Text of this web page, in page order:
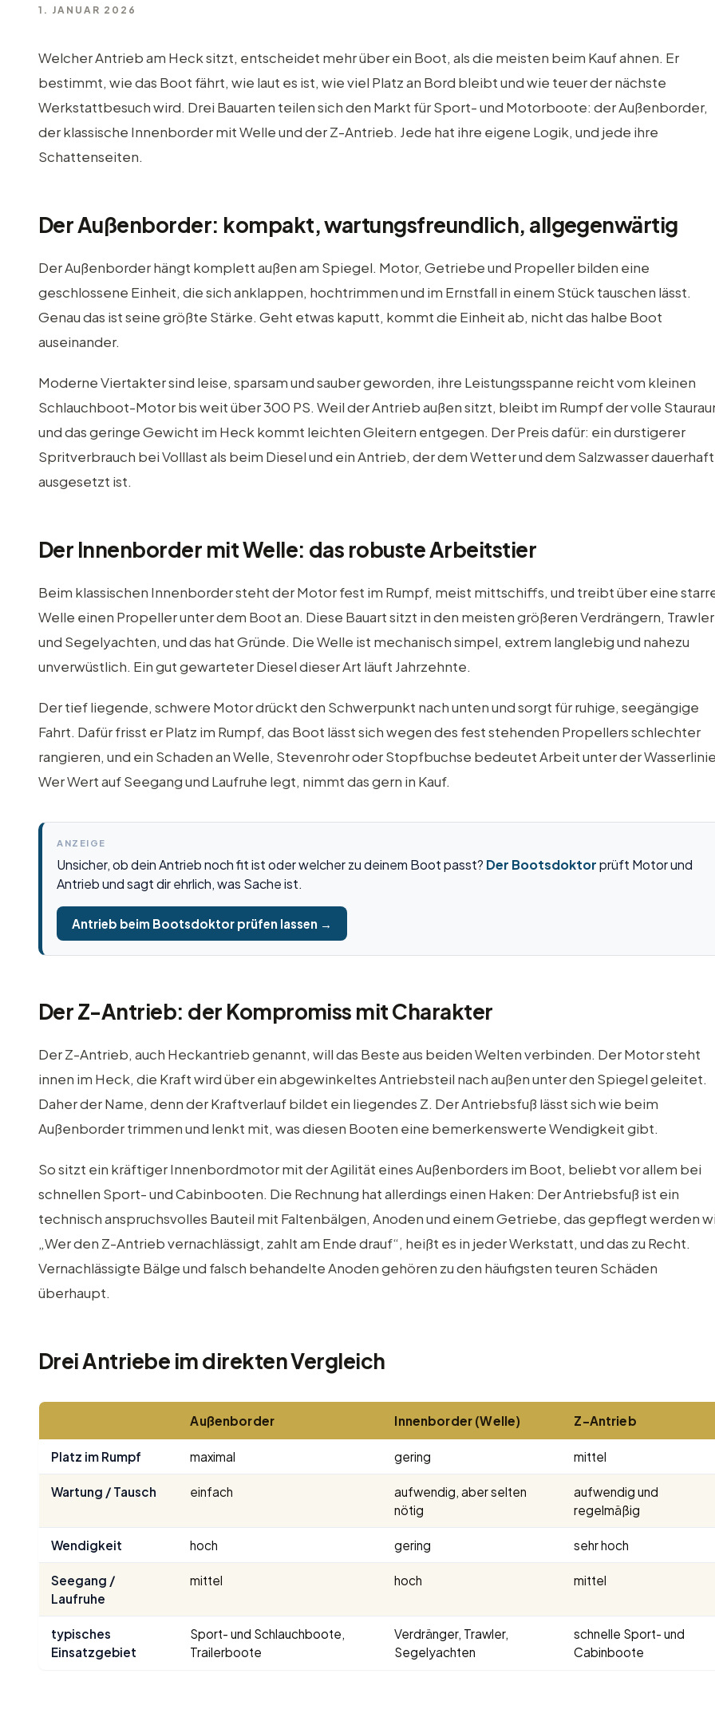
1. JANUAR 2026
Welcher Antrieb am Heck sitzt, entscheidet mehr über ein Boot, als die meisten beim Kauf ahnen. Er
bestimmt, wie das Boot fährt, wie laut es ist, wie viel Platz an Bord bleibt und wie teuer der nächste
Werkstattbesuch wird. Drei Bauarten teilen sich den Markt für Sport- und Motorboote: der Außenborder,
der klassische Innenborder mit Welle und der Z-Antrieb. Jede hat ihre eigene Logik, und jede ihre
Schattenseiten.
Der Außenborder: kompakt, wartungsfreundlich, allgegenwärtig
Der Außenborder hängt komplett außen am Spiegel. Motor, Getriebe und Propeller bilden eine
geschlossene Einheit, die sich anklappen, hochtrimmen und im Ernstfall in einem Stück tauschen lässt.
Genau das ist seine größte Stärke. Geht etwas kaputt, kommt die Einheit ab, nicht das halbe Boot
auseinander.
Moderne Viertakter sind leise, sparsam und sauber geworden, ihre Leistungsspanne reicht vom kleinen
Schlauchboot-Motor bis weit über 300 PS. Weil der Antrieb außen sitzt, bleibt im Rumpf der volle
und das geringe Gewicht im Heck kommt leichten Gleitern entgegen. Der Preis dafür: ein durstigerer
Spritverbrauch bei Volllast als beim Diesel und ein Antrieb, der dem Wetter und dem Salzwasser dauerhaft
ausgesetzt ist.
Der Innenborder mit Welle: das robuste Arbeitstier
Beim klassischen Innenborder steht der Motor fest im Rumpf, meist mittschiffs, und treibt über eine
Welle einen Propeller unter dem Boot an. Diese Bauart sitzt in den meisten größeren Verdrängern,
und Segelyachten, und das hat Gründe. Die Welle ist mechanisch simpel, extrem langlebig und nahezu
unverwüstlich. Ein gut gewarteter Diesel dieser Art läuft Jahrzehnte.
Der tief liegende, schwere Motor drückt den Schwerpunkt nach unten und sorgt für ruhige, seegängige
Fahrt. Dafür frisst er Platz im Rumpf, das Boot lässt sich wegen des fest stehenden Propellers schlechter
rangieren, und ein Schaden an Welle, Stevenrohr oder Stopfbuchse bedeutet Arbeit unter der
Wer Wert auf Seegang und Laufruhe legt, nimmt das gern in Kauf.
ANZEIGE
Unsicher, ob dein Antrieb noch fit ist oder welcher zu deinem Boot passt? Der Bootsdoktorprüft Motor und
Antrieb und sagt dir ehrlich, was Sache ist.
Antrieb beim Bootsdoktor prüfen lassen →
Der Z-Antrieb: der Kompromiss mit Charakter
Der Z-Antrieb, auch Heckantrieb genannt, will das Beste aus beiden Welten verbinden. Der Motor steht
innen im Heck, die Kraft wird über ein abgewinkeltes Antriebsteil nach außen unter den Spiegel geleitet.
Daher der Name, denn der Kraftverlauf bildet ein liegendes Z. Der Antriebsfuß lässt sich wie beim
Außenborder trimmen und lenkt mit, was diesen Booten eine bemerkenswerte Wendigkeit gibt.
So sitzt ein kräftiger Innenbordmotor mit der Agilität eines Außenborders im Boot, beliebt vor allem bei
schnellen Sport- und Cabinbooten. Die Rechnung hat allerdings einen Haken: Der Antriebsfuß ist ein
technisch anspruchsvolles Bauteil mit Faltenbälgen, Anoden und einem Getriebe, das gepflegt werden
„Wer den Z-Antrieb vernachlässigt, zahlt am Ende drauf“, heißt es in jeder Werkstatt, und das zu Recht.
Vernachlässigte Bälge und falsch behandelte Anoden gehören zu den häufigsten teuren Schäden
überhaupt.
Drei Antriebe im direkten Vergleich
Außenborder Innenborder (Welle) Z-Antrieb
Platz im Rumpf maximal gering mittel
Wartung / Tausch einfach
aufwendig, aber selten
nötig
aufwendig und
regelmäßig
Wendigkeit hoch gering sehr hoch
Seegang /
Laufruhe
mittel hoch mittel
typisches
Einsatzgebiet
Sport- und Schlauchboote,
Trailerboote
Verdränger, Trawler,
Segelyachten
schnelle Sport- und
Cabinboote